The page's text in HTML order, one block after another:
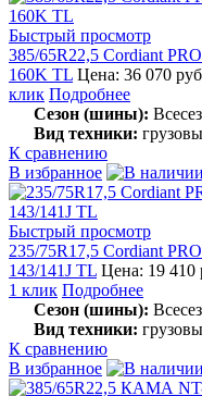
Быстрый просмотр
385/65R22,5 Cordiant
160K TL Цена: 36 070
клик Подробнее
Сезон (шины):
Вид техники:
К сравнению
В избранное
Быстрый просмотр
235/75R17,5 Cordiant
143/141J TL Цена: 19 410
1 клик Подробнее
Сезон (шины):
Вид техники:
К сравнению
В избранное